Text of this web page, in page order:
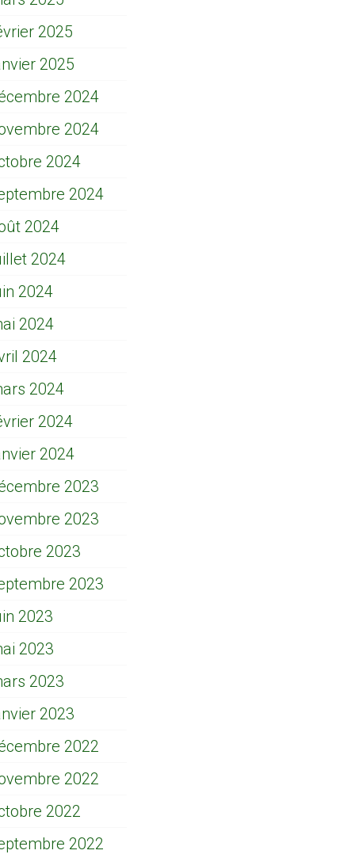
2025
2025
2024
2024
2024
2024
2024
2024
2024
2024
2024
2024
2024
2024
2023
2023
2023
2023
2023
2023
2023
2023
2022
2022
2022
2022